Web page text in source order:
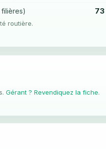
73
routière.
Gérant ? Revendiquez la fiche.